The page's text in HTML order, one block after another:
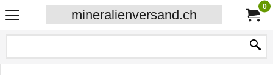
mineralienversand.ch
0